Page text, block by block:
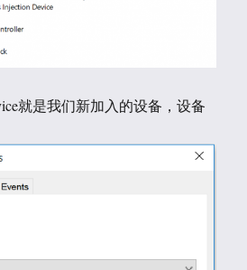
就是我们新加入的设备，设备